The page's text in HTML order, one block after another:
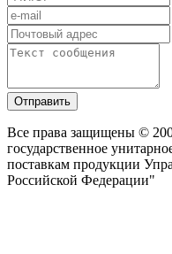
Отправить
Все права защищены ©
государственное
поставкам продукции
Российской Федерации"